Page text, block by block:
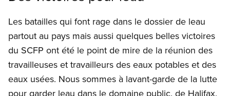
Les batailles qui font rage dans le dossier de leau
partout au pays mais aussi quelques belles victoires
du SCFP ont été le point de mire de la réunion des
travailleuses et travailleurs des eaux potables et des
eaux usées. Nous sommes à lavant-garde de la lutte
pour garder leau dans le domaine public, de Halifax,